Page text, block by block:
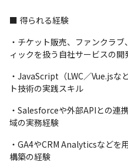
■ 得られる経験
・チケット販売、ファンクラ
ィックを扱う自社サービスの開
・JavaScript（LWC／Vue.jsな
ト技術の実践スキル
・Salesforceや外部APIとの連
域の実務経験
・GA4やCRM Analyticsなどを
構築の経験